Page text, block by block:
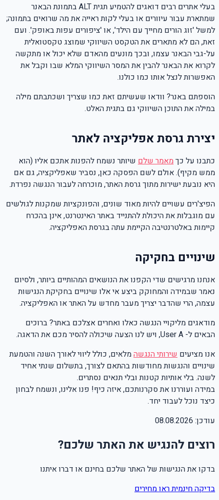
בעלי אתרים רבים דואגים להטמיע תגית ALT בתמונת הבאנר
שמתארת עבור עיוורים או בעלי לקות ראייה את מה שרואים בתמונה;
למשל 'זוג הורים מחייך עם הילד', או 'ציפורים עפות באופק'. ועם
זאת, הם לא מתארים את הטקסט השיווקי שמוצג טקסטואלית
על-גבי הבאנר עצמו, ובכך מונעים מהאדם שלא יכול או מתקשה
לקרוא את הבאנר להבין את המסר השיווקי המלא שבו וקבל את
האפשרות לנצל אותו כמו כולנו.
הוספתם באנר? וודאו שעשיתם זאת כמו שצריך ושכתבתם מילה
במילה את התוכן השיווקי גם בתגית האלט.
יצירת גרסת אפליקציה לאתר
כתבנו על כךמאמר שלם שיותר נשמח להפנות אתכם אליו (הוא
ממש מקיף). אולם לשם הפסקה כאן, נסביר שאפליקציה, גם אם
היא נובעת ישירות מתוך גרסת האתר, מוכרחה לעבור הנגשה נפרדת.
הפיצ'רים עשויים להיות מאוד שונים, והפונקציות שמקנות לגולשים
עם מוגבלות את היכולת להתנייד באתר האינטרנט, אינן בהכרח
קיימות באלטרנטיבה הקיימת עתה בגרסת האפליקציה.
שינויים בחקיקה
אנחנו מרגישים שדי הקפנו את הנושאים המהותיים ביותר, ולסיום
נאמר שבמידה והמחוקק ביצע אי אלו שינויים בחקיקת הנגישות
עצמה, הרי שהדבר יצריך מעבר מחדש על האתר או האפליקציה.
מודאגים מליקויי הנגשה כאלו ואחרים אצלכם באתר? ברוכים
הבאים ל- User A, ויש לנו הצעה שיכולה להסיר מכם את הדאגה.
אנו מציעים שירותי הנגשהמלאים, כולל ליווי לאורך השנה והטמעת
שינויים והנגשות מחודשות בהתאם לצורך, בתשלום שנתי אחיד
לשנה. בלי אותיות קטנות ובלי תנאים נסתרים.
במידה ועוררנו את סקרנותכם, איזה כיף! פנו אלינו, ונשמח לבחון
כיצד נוכל לעבוד יחד.
עודכן: 08.08.2026
רוצים להנגיש את האתר שלכם?
בדקו את הנגישות של האתר שלכם בחינם או דברו איתנו
בדיקה חינמיתראו מחירים